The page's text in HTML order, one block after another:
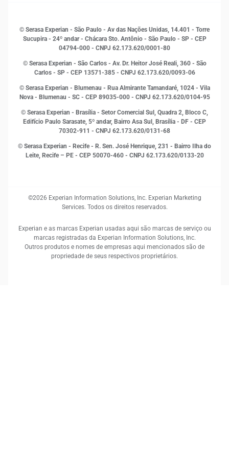
Inovação e Tecnologia
Leis e impostos
Marketing
Open Finance
Proteção de Dados
Sustentabilidade Corporativa
© Serasa Experian - São Paulo - Av das Nações Unidas, 14.401 - Torre
Sucupira - 24º andar - Chácara Sto. Antônio - São Paulo - SP - CEP
04794-000 - CNPJ 62.173.620/0001-80
© Serasa Experian - São Carlos - Av. Dr. Heitor José Reali, 360 - São
Carlos - SP - CEP 13571-385 - CNPJ 62.173.620/0093-06
© Serasa Experian - Blumenau - Rua Almirante Tamandaré, 1024 - Vila
Nova - Blumenau - SC - CEP 89035-000 - CNPJ 62.173.620/0104-95
© Serasa Experian - Brasília - Setor Comercial Sul, Quadra 2, Bloco C,
Edifício Paulo Sarasate, 5º andar, Bairro Asa Sul, Brasília - DF - CEP
70302-911 - CNPJ 62.173.620/0131-68
© Serasa Experian - Recife - R. Sen. José Henrique, 231 - Bairro Ilha do
Leite, Recife – PE - CEP 50070-460 - CNPJ 62.173.620/0133-20
©2026 Experian Information Solutions, Inc. Experian Marketing
Services. Todos os direitos reservados.
Experian e as marcas Experian usadas aqui são marcas de serviço ou
marcas registradas da Experian Information Solutions, Inc.
Outros produtos e nomes de empresas aqui mencionados são de
propriedade de seus respectivos proprietários.